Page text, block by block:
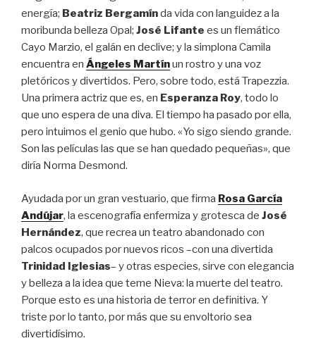
energía; Beatriz Bergamínda vida con languidez a la
moribunda belleza Opal; José Lifante es un flemático
Cayo Marzio, el galán en declive; y la simplona Camila
encuentra en Ángeles Martínun rostro y una voz
pletóricos y divertidos. Pero, sobre todo, está Trapezzia.
Una primera actriz que es, en Esperanza Roy, todo lo
que uno espera de una diva. El tiempo ha pasado por ella,
pero intuimos el genio que hubo. «Yo sigo siendo grande.
Son las películas las que se han quedado pequeñas», que
diría Norma Desmond.
Ayudada por un gran vestuario, que firma Rosa García
Andújar, la escenografía enfermiza y grotesca de José
Hernández, que recrea un teatro abandonado con
palcos ocupados por nuevos ricos –con una divertida
Trinidad Iglesias– y otras especies, sirve con elegancia
y belleza a la idea que teme Nieva: la muerte del teatro.
Porque esto es una historia de terror en definitiva. Y
triste por lo tanto, por más que su envoltorio sea
divertidísimo.